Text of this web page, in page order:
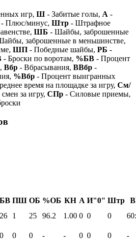
игр, Ш - Забитые голы, А -
- Плюс/минус, Штр - Штрафное
ШБ - Шайбы, заброшенные
заброшенные в меньшинстве,
ШП - Победные шайбы, РБ -
- Броски по воротам, %БВ - Процент
Вбр - Вбрасывания, ВВбр -
%Вбр - Процент выигранных
время на площадке за игру, См/
за игру, СПр - Силовые приемы,
БВ ПШ ОБ %ОБ КН А И"0" Штр
26 1 25 96.2 1.00 0 0 0
0 0 0 - - 0 0 0
-